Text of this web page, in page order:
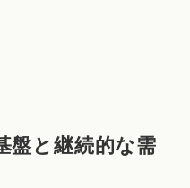
と継続的な需